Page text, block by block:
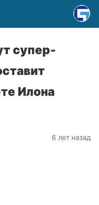
супер-
Илона
6 лет назад